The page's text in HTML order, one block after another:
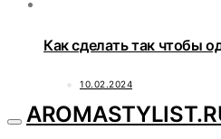
Как сделать так чтобы
10.02.2024